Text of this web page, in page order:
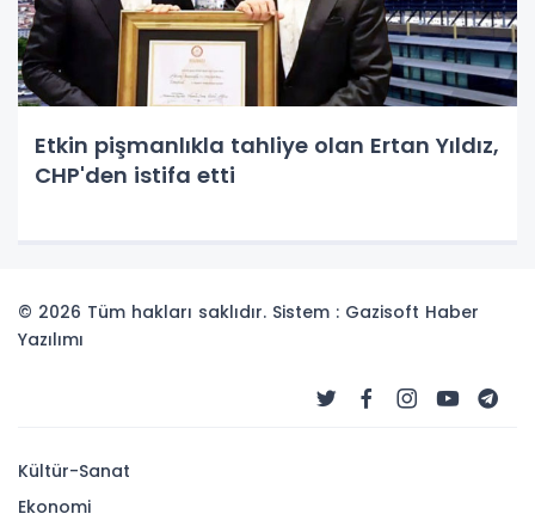
Etkin pişmanlıkla tahliye olan Ertan Yıldız,
CHP'den istifa etti
© 2026 Tüm hakları saklıdır. Sistem : Gazisoft Haber
Yazılımı
Kültür-Sanat
Ekonomi